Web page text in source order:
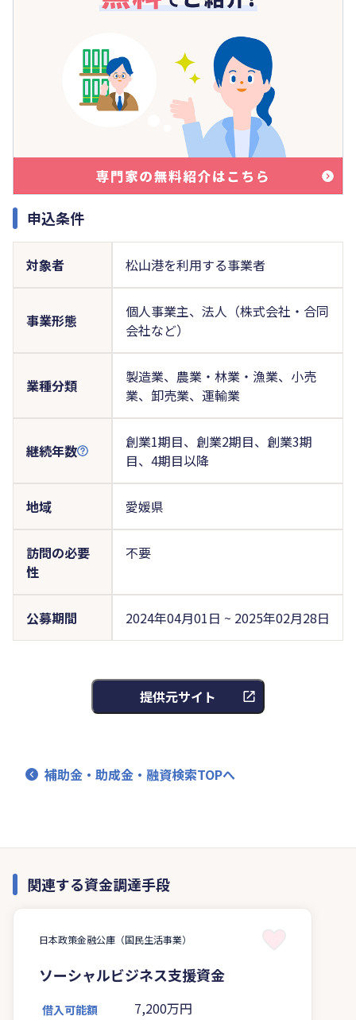
申込条件
対象者 松山港を利用する事業者
事業形態
個人事業主、法人（株式会社・合同
会社など）
業種分類
製造業、農業・林業・漁業、小売
業、卸売業、運輸業
継続年数
創業1期目、創業2期目、創業3期
目、4期目以降
地域 愛媛県
訪問の必要
性
不要
公募期間 2024年04月01日 ~ 2025年02月28日
提供元サイト
補助金・助成金・融資検索TOPへ
関連する資金調達手段
日本政策金融公庫（国民生活事業）
ソーシャルビジネス支援資金
借入可能額 7,200万円